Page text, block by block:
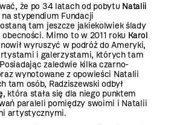
że po 34 latach od pobytu Natalii
stypendium Fundacji
tam jeszcze jakiekolwiek ślady
Mimo to w 2011 roku Karol
wyruszyć w podróż do Ameryki,
i galerzystami, których tam
zaledwie kilka czarno-
wynotowane z opowieści Natalii
tam osób, Radziszewski odbył
, która stała się dla niego punktem
paraleli pomiędzy swoimi i Natalii
artystycznymi.